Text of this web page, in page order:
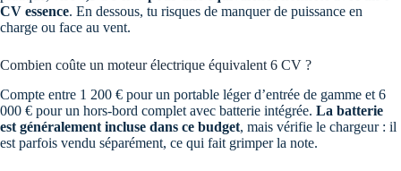
CV essence. En dessous, tu risques de manquer de puissance en
charge ou face au vent.
Combien coûte un moteur électrique équivalent 6 CV ?
Compte entre 1 200 € pour un portable léger d’entrée de gamme et 6
000 € pour un hors-bord complet avec batterie intégrée. La batterie
est généralement incluse dans ce budget, mais vérifie le chargeur : il
est parfois vendu séparément, ce qui fait grimper la note.